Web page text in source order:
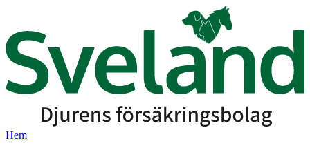
Hem